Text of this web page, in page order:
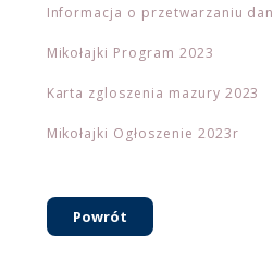
Informacja o przetwarzaniu
Mikołajki Program 2023
Karta zgloszenia mazury 2023
Mikołajki Ogłoszenie 2023r
Powrót